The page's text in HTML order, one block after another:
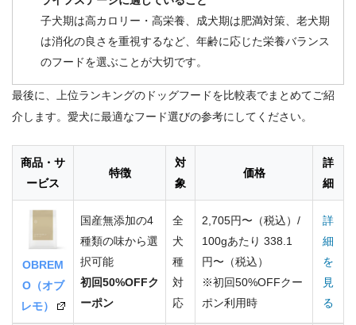
子犬期は高カロリー・高栄養、成犬期は肥満対策、老犬期
は消化の良さを重視するなど、年齢に応じた栄養バランス
のフードを選ぶことが大切です。
最後に、上位ランキングのドッグフードを比較表でまとめてご紹
介します。愛犬に最適なフード選びの参考にしてください。
商品・サ
ービス
特徴
対
象
価格
詳
細
OBREM
O（オブ
レモ）
国産無添加の4
種類の味から選
択可能
初回50%OFFク
ーポン
全
犬
種
対
応
2,705円〜（税込）/
100gあたり 338.1
円〜（税込）
※初回50%OFFクー
ポン利用時
詳
細
を
見
る